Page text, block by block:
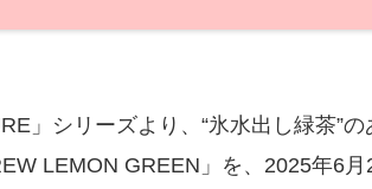
」シリーズより、“氷水出し緑茶”
LEMON GREEN」を、2025年6